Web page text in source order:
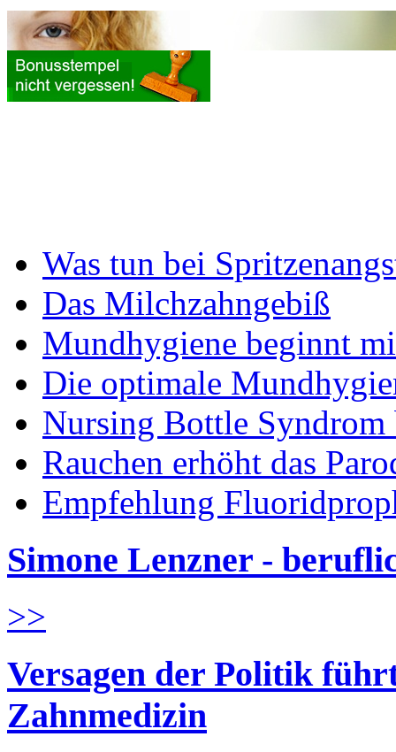
Was tun bei
Das Milchzahngebiß
Mundhygiene beginnt
Die optimale
Nursing Bottle
Rauchen erhöht das
Empfehlung
Simone Lenzner -
>>
Versagen der Politik
Zahnmedizin